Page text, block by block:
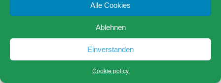
Alle Cookies
Ablehnen
Einverstanden
Cookie policy